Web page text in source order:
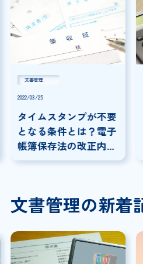
文書管理
2022/03/25
タイムスタンプが不要
となる条件とは？電子
帳簿保存法の改正内容
を解説
文書管理の新着